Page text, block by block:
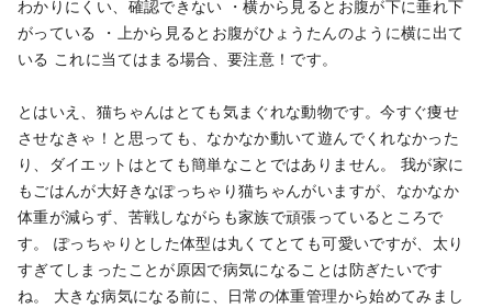
わかりにくい、確認できない ・横から見るとお腹が下に垂れ下
がっている
・上から見るとお腹がひょうたんのように横に出て
いる これに当てはまる場合、要注意！です。
とはいえ、猫ちゃんはとても気まぐれな動物です。今すぐ痩せ
させなきゃ！と思っても、なかなか動いて遊んでくれなかった
り、ダイエットはとても簡単なことではありません。
我が家に
もごはんが大好きなぽっちゃり猫ちゃんがいますが、なかなか
体重が減らず、苦戦しながらも家族で頑張っているところで
す。
ぽっちゃりとした体型は丸くてとても可愛いですが、太り
すぎてしまったことが原因で病気になることは防ぎたいです
ね。
大きな病気になる前に、日常の体重管理から始めてみまし